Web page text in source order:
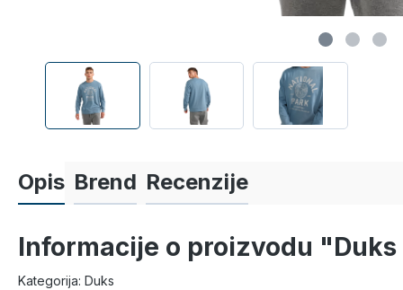
Opis Brend Recenzije
Informacije o proizvodu
Kategorija: Duks